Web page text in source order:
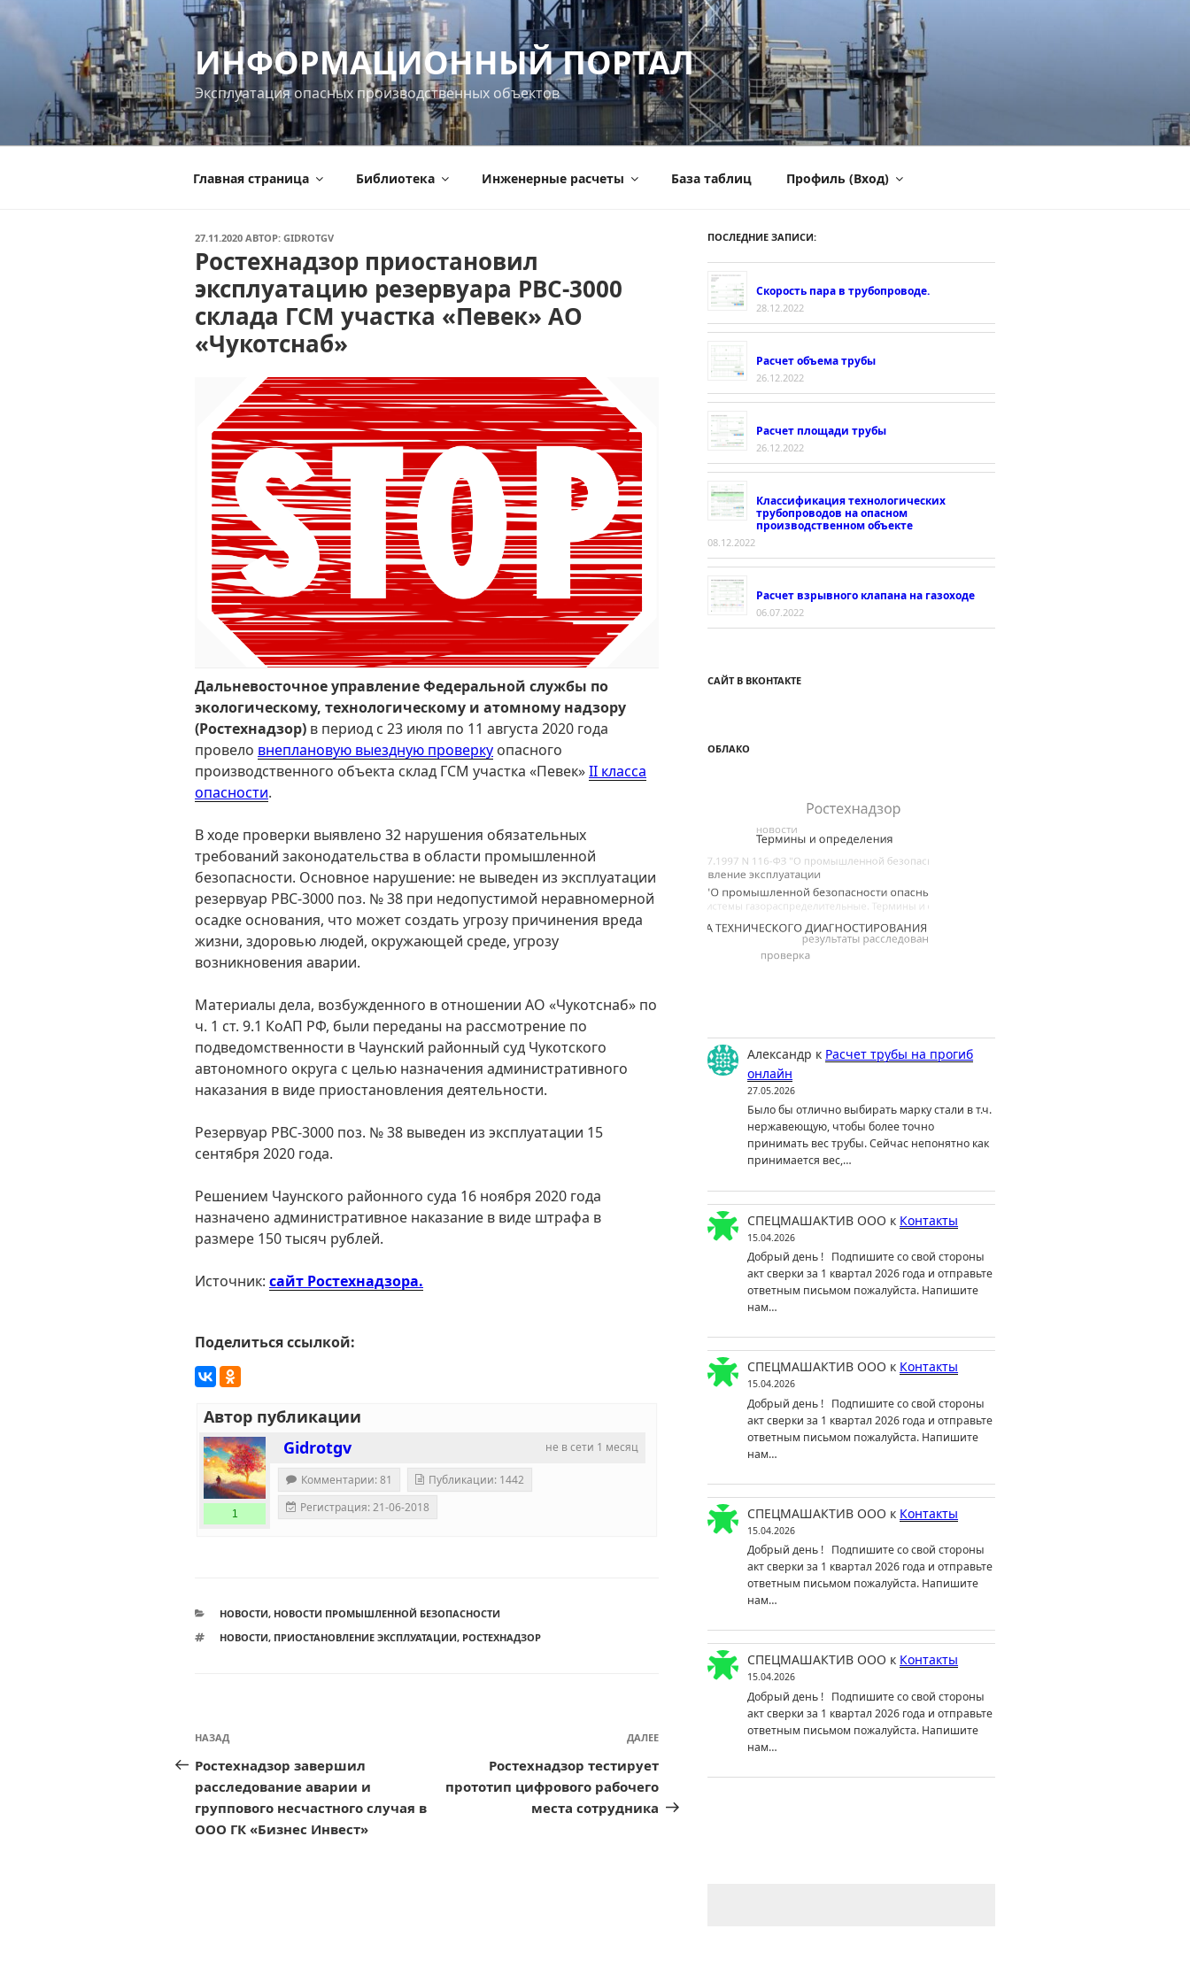
содержимому
ИНФОРМАЦИОННЫЙ ПОРТАЛ
Эксплуатация опасных производственных объектов
Главная страница Библиотека Инженерные расчеты База таблиц Профиль (Вход)
ОПУБЛИКОВАНО
27.11.2020 АВТОР: GIDROTGV
Ростехнадзор приостановил
эксплуатацию резервуара РВС-3000
склада ГСМ участка «Певек» АО
«Чукотснаб»
Дальневосточное управление Федеральной службы по
экологическому, технологическому и атомному надзору
(Ростехнадзор) в период с 23 июля по 11 августа 2020 года
провело внеплановую выездную проверку опасного
производственного объекта склад ГСМ участка «Певек»II класса
опасности.
В ходе проверки выявлено 32 нарушения обязательных
требований законодательства в области промышленной
безопасности. Основное нарушение: не выведен из эксплуатации
резервуар РВС-3000 поз. № 38 при недопустимой неравномерной
осадке основания, что может создать угрозу причинения вреда
жизни, здоровью людей, окружающей среде, угрозу
возникновения аварии.
Материалы дела, возбужденного в отношении АО «Чукотснаб» по
ч. 1 ст. 9.1 КоАП РФ, были переданы на рассмотрение по
подведомственности в Чаунский районный суд Чукотского
автономного округа с целью назначения административного
наказания в виде приостановления деятельности.
Резервуар РВС-3000 поз. № 38 выведен из эксплуатации 15
сентября 2020 года.
Решением Чаунского районного суда 16 ноября 2020 года
назначено административное наказание в виде штрафа в
размере 150 тысяч рублей.
Источник: сайт Ростехнадзора.
Поделиться ссылкой:
Автор публикации
не в сети 1 месяц
Gidrotgv
1
Комментарии: 81
Публикации: 1442
Регистрация: 21-06-2018
РУБРИКИ
НОВОСТИ, НОВОСТИ ПРОМЫШЛЕННОЙ БЕЗОПАСНОСТИ
МЕТКИ
НОВОСТИ, ПРИОСТАНОВЛЕНИЕ ЭКСПЛУАТАЦИИ, РОСТЕХНАДЗОР
Навигация
записям
Предыдущая
запись:
НАЗАД
Ростехнадзор завершил
расследование аварии и
группового несчастного случая в
ООО ГК «Бизнес Инвест»
Следующая
запись
ДАЛЕЕ
Ростехнадзор тестирует
прототип цифрового рабочего
места сотрудника
ПОСЛЕДНИЕ ЗАПИСИ:
Скорость пара в трубопроводе.
28.12.2022
Расчет объема трубы
26.12.2022
Расчет площади трубы
26.12.2022
Классификация технологических
трубопроводов на опасном
производственном объекте
08.12.2022
Расчет взрывного клапана на газоходе
06.07.2022
САЙТ В ВКОНТАКТЕ
ОБЛАКО
Александр к Расчет трубы на прогиб
онлайн
27.05.2026
Было бы отлично выбирать марку стали в т.ч.
нержавеющую, чтобы более точно
принимать вес трубы. Сейчас непонятно как
принимается вес,…
СПЕЦМАШАКТИВ ООО к Контакты
15.04.2026
Добрый день ! Подпишите со свой стороны
акт сверки за 1 квартал 2026 года и отправьте
ответным письмом пожалуйста. Напишите
нам…
СПЕЦМАШАКТИВ ООО к Контакты
15.04.2026
Добрый день ! Подпишите со свой стороны
акт сверки за 1 квартал 2026 года и отправьте
ответным письмом пожалуйста. Напишите
нам…
СПЕЦМАШАКТИВ ООО к Контакты
15.04.2026
Добрый день ! Подпишите со свой стороны
акт сверки за 1 квартал 2026 года и отправьте
ответным письмом пожалуйста. Напишите
нам…
СПЕЦМАШАКТИВ ООО к Контакты
15.04.2026
Добрый день ! Подпишите со свой стороны
акт сверки за 1 квартал 2026 года и отправьте
ответным письмом пожалуйста. Напишите
нам…